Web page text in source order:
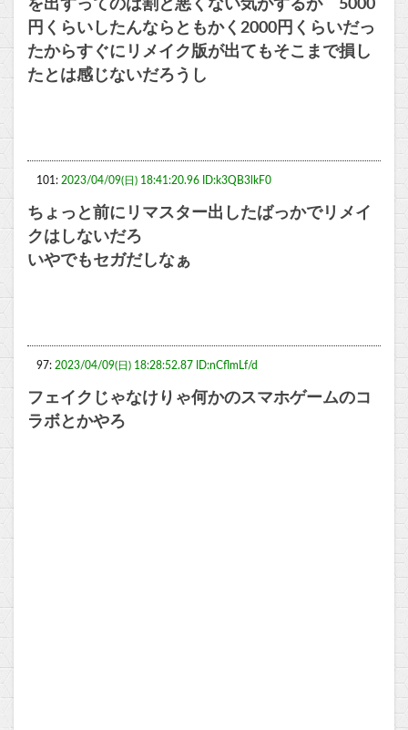
を出すってのは割と悪くない気がするが 5000
円くらいしたんならともかく2000円くらいだっ
たからすぐにリメイク版が出てもそこまで損し
たとは感じないだろうし
101: 2023/04/09(日) 18:41:20.96 ID:k3QB3lkF0
ちょっと前にリマスター出したばっかでリメイ
クはしないだろ
いやでもセガだしなぁ
97: 2023/04/09(日) 18:28:52.87 ID:nCflmLf/d
フェイクじゃなけりゃ何かのスマホゲームのコ
ラボとかやろ